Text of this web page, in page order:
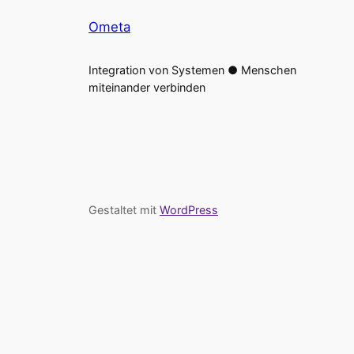
Ometa
Integration von Systemen ● Menschen
miteinander verbinden
Gestaltet mit WordPress